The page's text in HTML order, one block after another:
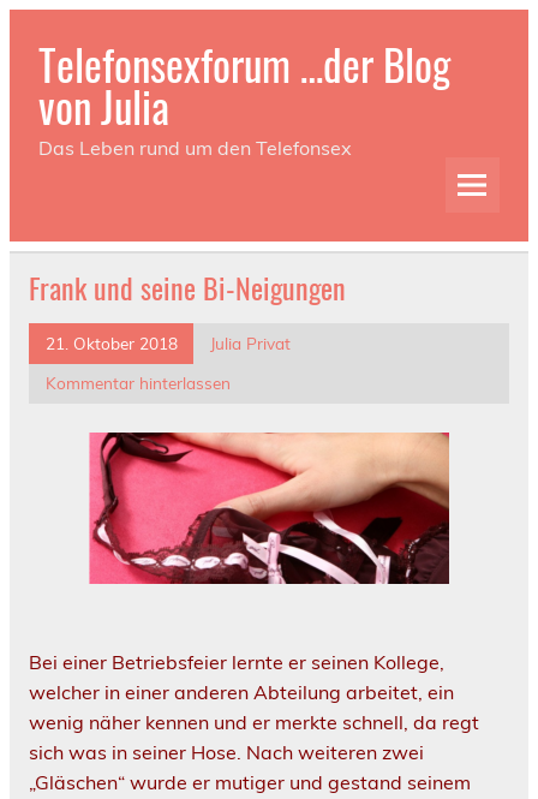
Telefonsexforum …der Blog
von Julia
Das Leben rund um den Telefonsex
Frank und seine Bi-Neigungen
21. Oktober 2018
Julia Privat
Kommentar hinterlassen
Bei einer Betriebsfeier lernte er seinen Kollege,
welcher in einer anderen Abteilung arbeitet, ein
wenig näher kennen und er merkte schnell, da regt
sich was in seiner Hose. Nach weiteren zwei
„Gläschen“ wurde er mutiger und gestand seinem